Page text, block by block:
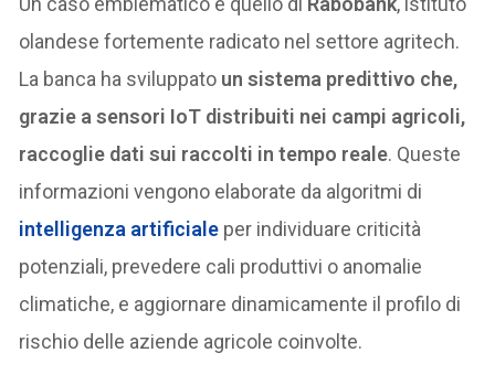
olandese fortemente radicato nel settore agritech.
La banca ha sviluppato un sistema predittivo che,
grazie a sensori IoT distribuiti nei campi agricoli,
raccoglie dati sui raccolti in tempo reale. Queste
informazioni vengono elaborate da algoritmi di
intelligenza artificiale per individuare criticità
potenziali, prevedere cali produttivi o anomalie
climatiche, e aggiornare dinamicamente il profilo di
rischio delle aziende agricole coinvolte.